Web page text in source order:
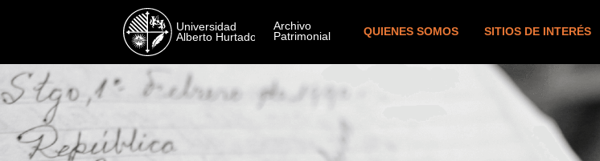
QUIENES SOMOS SITIOS DE INTERÉS